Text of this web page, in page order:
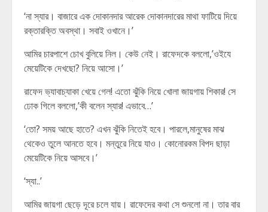
‘না স্যার। বাজারে এক দোকানদার আরেক দোকানদারের মাথা ফাটিয়ে দিয়ে
রক্তারক্তি অবস্থা। সবাই ওখানে।’
আমির চারপাশে চোখ বুলিয়ে নিল। কেউ নেই। রাফেদকে বললো,’ওইযে
মেয়েটিকে দেখছো? নিয়ে আসো।’
রাফেদ ভ্যাবাচ্যাকা খেয়ে গেল! এতো ঝুঁকি নিয়ে খোলা জায়গায় শিকার! সে
ঢোক গিলে বললো,’কী বলেন স্যার! এভাবে…’
‘তো? সময় আছে হাতে? এখন ঝুঁকি নিতেই হবে। পারলে,মানুষের মাঝ
থেকেও তুলে আনতে হবে। মন্তুরে নিয়ে যাও। কোনোরকম বিপদ ছাড়া
মেয়েটিকে নিয়ে আসবে।’
‘স্যা..’
আমির জায়গা ছেড়ে দূরে চলে যায়। রাফেদের কথা সে শুনলো না। তার বার